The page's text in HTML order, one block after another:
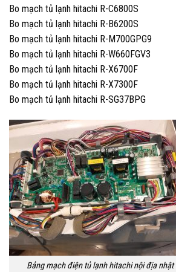
Bo mạch tủ lạnh hitachi R-C6800S
Bo mạch tủ lạnh hitachi R-B6200S
Bo mạch tủ lạnh hitachi R-M700GPG9
Bo mạch tủ lạnh hitachi R-W660FGV3
Bo mạch tủ lạnh hitachi R-X6700F
Bo mạch tủ lạnh hitachi R-X7300F
Bo mạch tủ lạnh hitachi R-SG37BPG
Bảng mạch điện tủ lạnh hitachi nội địa nhật